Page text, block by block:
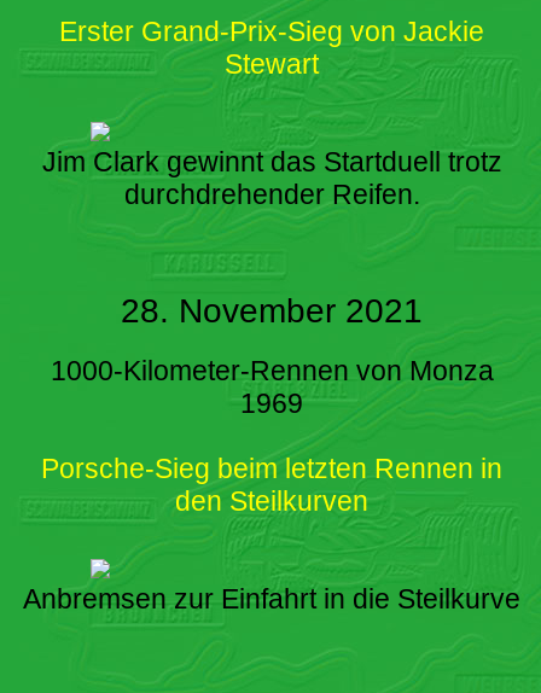
Erster Grand-Prix-Sieg von Jackie
Stewart
Jim Clark gewinnt das Startduell trotz
durchdrehender Reifen.
28. November 2021
1000-Kilometer-Rennen von Monza
1969
Porsche-Sieg beim letzten Rennen in
den Steilkurven
Anbremsen zur Einfahrt in die Steilkurve